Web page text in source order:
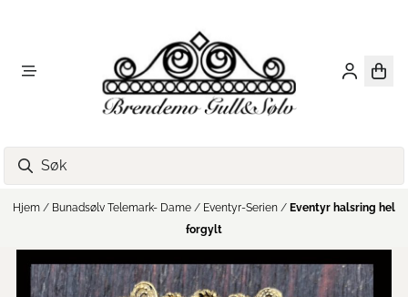
Hjem / Bunadsølv Telemark- Dame / Eventyr-Serien / Eventyr halsring hel
forgylt